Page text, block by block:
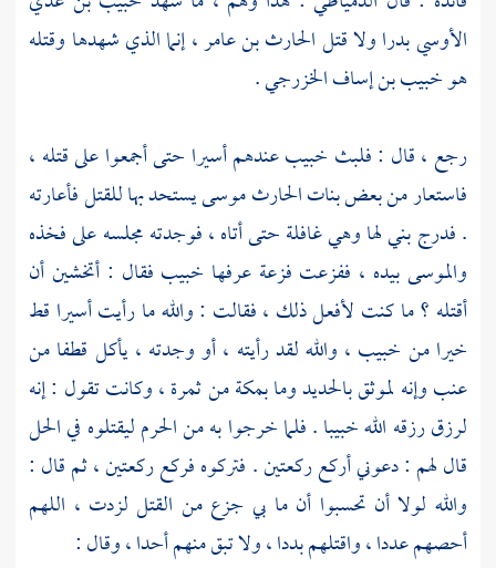
الأوسيبدراولا قتلالحارث بن عامر ،إنما الذي شهدها وقتله
هوخبيب بن إساف الخزرجي.
رجع ، قال : فلبث خبيبعندهم أسيرا حتى أجمعوا على قتله ،
فاستعار من بعض بناتالحارثموسى يستحد بها للقتل فأعارته
. فدرج بني لها وهي غافلة حتى أتاه ، فوجدته مجلسه على فخذه
والموسى بيده ، ففزعت فزعة عرفها خبيب فقال : أتخشين أن
أقتله ؟ ما كنت لأفعل ذلك ، فقالت : والله ما رأيت أسيرا قط
خيرا من خبيب ، والله لقد رأيته ، أو وجدته ، يأكل قطفا من
عنب وإنه لموثق بالحديد ومابمكةمن ثمرة ، وكانت تقول : إنه
لرزق رزقه اللهخبيبا. فلما خرجوا به من الحرم ليقتلوه في الحل
قال لهم : دعوني أركع ركعتين . فتركوه فركع ركعتين ، ثم قال :
والله لولا أن تحسبوا أن ما بي جزع من القتل لزدت ، اللهم
أحصهم عددا ، واقتلهم بددا ، ولا تبق منهم أحدا ، وقال :